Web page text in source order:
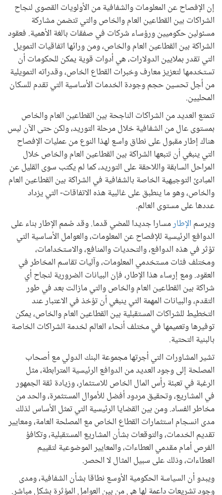
إن الإفصاح عن المعلومات والشفافية من الأولويات القصوى لنجاح
الشراكات بين القطاعين العام والخاص والتي تتضمن مشاركة
مسئولين حكوميين ورؤساء شركات في صفقات بالغة الأهمية. فعقود
الشراكة بين القطاعين العام والخاص، ومن ورائها اتفاقيات التمويل
التي تقدر بملايين الدولارات، هي أدوات قوية يمكن للحكومات أن
تستخدمها لتعزيز معارف وخبرات القطاع الخاص، وقدراته التمويلية
من أجل تحسين حجم وجودة الخدمات الأساسية التي تقدم للسكان
المحليين.
تتمتع العديد من الشراكات الناجحة بين القطاعين العام والخاص
بمستوى عال من الشفافية خلال مرحلة التوريد، ولكن حتى الآن ليس
هناك إطار مقبول على نطاق واسع لهذا النوع من عمليات الإفصاح
التي ينبغي أن تتبعها الشراكة بين القطاعين العام والخاص خلال
المراحل السابقة واللاحقة على التوريد، كما لم يكتب سوى القليل عن
المبادئ التوجيهية الخاصة بالشفافية في الشراكة بين القطاعين العام
والخاص، وهو ما ينطبق على غالبية هذه الاتفاقات- التي يزداد
عددها على مستوى العالم.
ويرسم الإطارمسارا جديدا للمضي قدما. وقد صُمم الإطار بناء على
الدوافع الرئيسية للإفصاح عن المعلومات، والعوامل الأساسية التي
تؤثر في هذه الدوافع، والتحديات والمنافع، والاستخدامات،
ومختلف فئات مستخدمي المعلومات، وآليات تقاسم المخاطر في
العقود. ومع إرساء هذا الإطار، فإن البيانات الضرورية لنجاح أي
شراكة بين القطاعين العام والخاص والتي مازالت بعد في طور
التقدم، والبيانات المهمة التي ينبغي أن تؤخذ في الاعتبار عند
التخطيط للشراكات المستقبلية بين القطاعين العام والخاص، يمكن
توفيرها وتعميمها في مختلف أنحاء العالم لخدمة الشراكات الخاصة
بالبنية التحتية.
تشير المشاورات التي أجرتها مجموعة البنك الدولي مع أصحاب
المصلحة إلى وجود العديد من الدوافع الرئيسية المترابطة، مثل
الرغبة في تعبئة رأس المال الخاص للاستثمار، وزيادة ثقة الجمهور
في المشاريع، وتحقيق مردود أفضل للأموال المستثمرة، والحد من
مخاطر الفساد. ومن بين القضايا الرئيسية التي تمثل الأساس لذلك
مدى انسجام استثمارات القطاع الخاص مع المصلحة العامة، ومعايير
تقديم الخدمات، والتوقعات بشأن المشاريع المستقبلية، وتكافؤ
الفرص أمام مقدمي العطاءات، والمعايير الموضوعية لتقييم
العطاءات، وذلك على سبيل المثال لا الحصر.
ويبدو أن السياسة الحكومية الأوسع نطاقا بشأن الشفافية، ومدى
وجود تشريعات داعمة لها هي من بين العوامل المؤثرة بشكل مباشر.